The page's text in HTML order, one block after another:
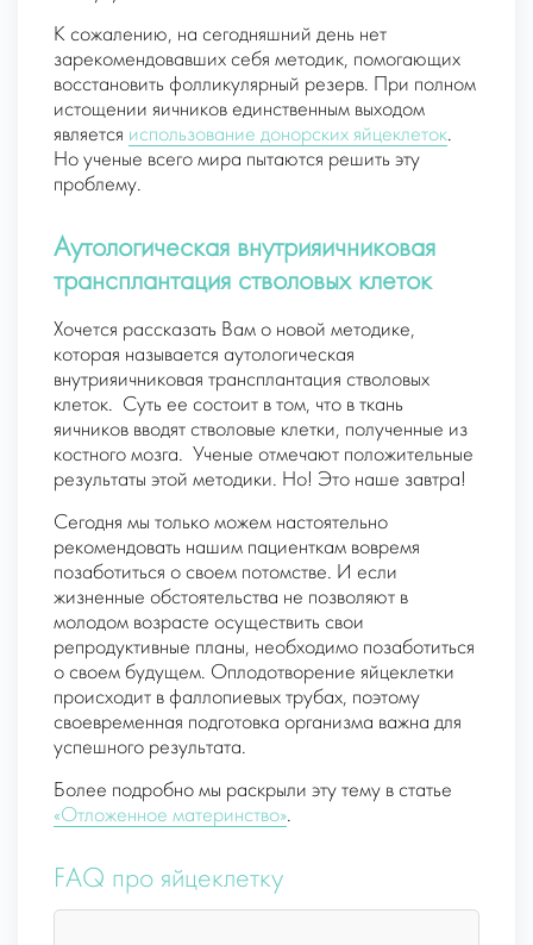
К сожалению, на сегодняшний день нет
зарекомендовавших себя методик, помогающих
восстановить фолликулярный резерв. При полном
истощении яичников единственным выходом
является использование донорских яйцеклеток.
Но ученые всего мира пытаются решить эту
проблему.
Аутологическая внутрияичниковая
трансплантация стволовых клеток
Хочется рассказать Вам о новой методике,
которая называется аутологическая
внутрияичниковая трансплантация стволовых
клеток. Суть ее состоит в том, что в ткань
яичников вводят стволовые клетки, полученные из
костного мозга. Ученые отмечают положительные
результаты этой методики. Но! Это наше завтра!
Сегодня мы только можем настоятельно
рекомендовать нашим пациенткам вовремя
позаботиться о своем потомстве. И если
жизненные обстоятельства не позволяют в
молодом возрасте осуществить свои
репродуктивные планы, необходимо позаботиться
о своем будущем. Оплодотворение яйцеклетки
происходит в фаллопиевых трубах, поэтому
своевременная подготовка организма важна для
успешного результата.
Более подробно мы раскрыли эту тему в статье
«Отложенное материнство».
FAQ про яйцеклетку